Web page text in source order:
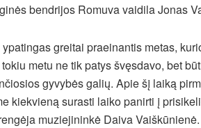
bendrijos Romuva vaidila Jonas
ypatingas greitai praeinantis metas,
metu ne tik patys švęsdavo, bet
gyvybės galių. Apie šį laiką
kiekvieną surasti laiko panirti į
muziejininkė Daiva Vaiškūnienė.